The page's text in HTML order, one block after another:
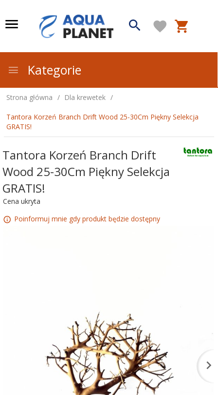
Kategorie
Strona główna Dla krewetek
Tantora Korzeń Branch Drift Wood 25-30Cm Piękny Selekcja
GRATIS!
Tantora Korzeń Branch Drift
Wood 25-30Cm Piękny Selekcja
GRATIS!
Cena ukryta
Poinformuj mnie gdy produkt będzie dostępny